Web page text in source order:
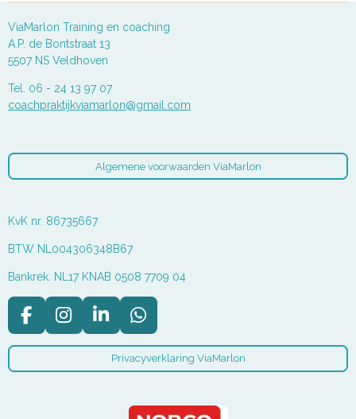
ViaMarlon Training en coaching
A.P. de Bontstraat 13
5507 NS Veldhoven
Tel. 06 - 24 13 97 07
coachpraktijkviamarlon@gmail.com
Algemene voorwaarden ViaMarlon
KvK nr. 86735667
BTW NL004306348B67
Bankrek. NL17 KNAB 0508 7709 04
F
e
I
t
L
k
W
a
t
A
Privacyverklaring ViaMarlon